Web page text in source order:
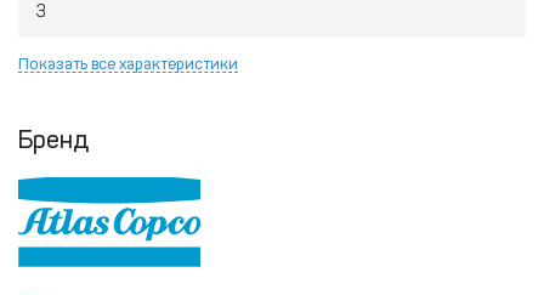
3
Показать все характеристики
Бренд